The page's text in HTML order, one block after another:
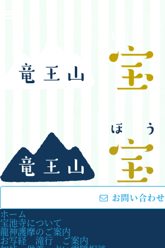
お問い合わせ
ホーム
宝池寺について
龍神護摩のご案内
お写経 滝行 ご案内